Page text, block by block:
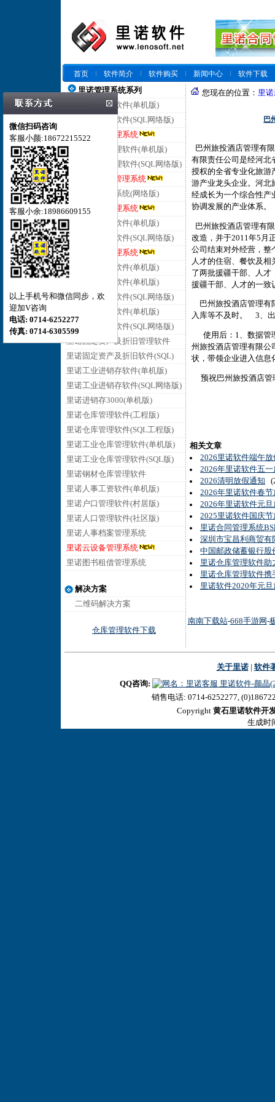
首页 软件简介 软件购买 新闻中心
软件下载
里诺管理系统系列
里诺仓库管理软件(单机版)
里诺仓库管理软件(SQL网络版)
里诺云仓库管理系统
里诺进销存管理软件(单机版)
里诺进销存管理软件(SQL网络版)
里诺云进销存管理系统
里诺客户管理系统(网络版)
里诺云客户管理系统
里诺合同管理软件(单机版)
里诺合同管理软件(SQL网络版)
里诺云合同管理系统
里诺会员管理软件(单机版)
里诺销售管理软件(单机版)
里诺销售管理软件(SQL网络版)
里诺采购管理软件(单机版)
里诺采购管理软件(SQL网络版)
里诺固定资产及折旧管理软件
里诺固定资产及折旧软件(SQL)
里诺工业进销存软件(单机版)
里诺工业进销存软件(SQL网络版)
里诺进销存3000(单机版)
里诺仓库管理软件(工程版)
里诺仓库管理软件(SQL工程版)
里诺工业仓库管理软件(单机版)
里诺工业仓库管理软件(SQL版)
里诺钢材仓库管理软件
里诺人事工资软件(单机版)
里诺户口管理软件(村居版)
里诺人口管理软件(社区版)
里诺人事档案管理系统
里诺云设备管理系统
里诺图书租借管理系统
解决方案
二维码解决方案
仓库管理软件下载
您现在的位置： 里
巴
巴州旅投酒店管理有
有限责任公司是经河北
授权的全省专业化旅游
游产业龙头企业。河北
经成长为一个综合性产
协调发展的产业体系。
巴州旅投酒店管理有
改造，并于2011年5月
公司结束对外经营，整
人才的住宿、餐饮及
了两批援疆干部、人才
援疆干部、人才的一致
巴州旅投酒店管理有
入库等不及时。 3、
使用后：1、数据管
州旅投酒店管理有限公
状，带领企业进入信息
预祝巴州旅投酒店管
相关文章
2026里诺软件端午
2026年里诺软件五
2026清明放假通知
2026年里诺软件春
2026年里诺软件元
2025里诺软件国庆
里诺合同管理系统
深圳市宝昌利商贸有
中国邮政储蓄银行股
里诺仓库管理软件
里诺仓库管理软件
里诺软件2020年元
南南下载站-668手游网 -
关于里诺| 软件
QQ咨询:
里诺软件-颜晶
微信扫码咨询
客服小颜:18672215522
客服小余:18986609155
以上手机号和微信同步，欢
迎加V咨询
电话: 0714-6252277
传真: 0714-6305599
销售电话: 0714-6252277,
Copyright 黄石里诺软件开
生成时